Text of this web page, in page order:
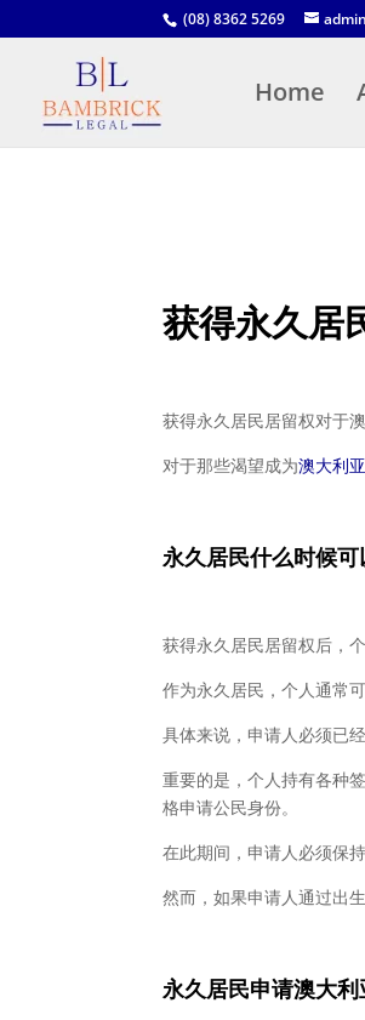
(08) 8362 5269
Home
获得永久居
获得永久居民居留权对于
对于那些渴望成为澳大利
永久居民什么时候
获得永久居民居留权后，
作为永久居民，个人通常
具体来说，申请人必须已
重要的是，个人持有各种
格申请公民身份。
在此期间，申请人必须保
然而，如果申请人通过出
永久居民申请澳大